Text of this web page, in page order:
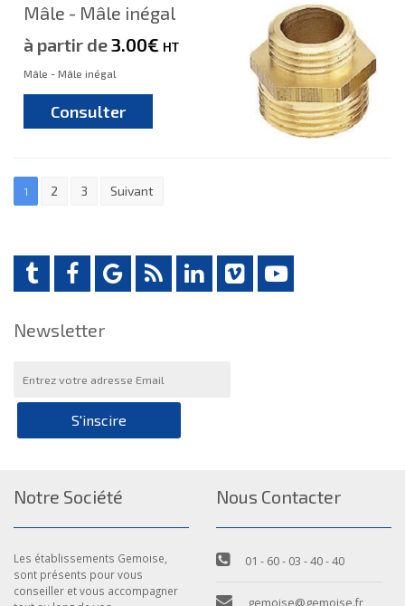
Mâle - Mâle inégal
à partir de3.00€ HT
Mâle - Mâle inégal
Consulter
1 2 3 Suivant
Newsletter
S'inscire
Notre Société
Les établissements Gemoise,
sont présents pour vous
conseiller et vous accompagner
Nous Contacter
01 - 60 - 03 - 40 - 40
gemoise@gemoise.fr